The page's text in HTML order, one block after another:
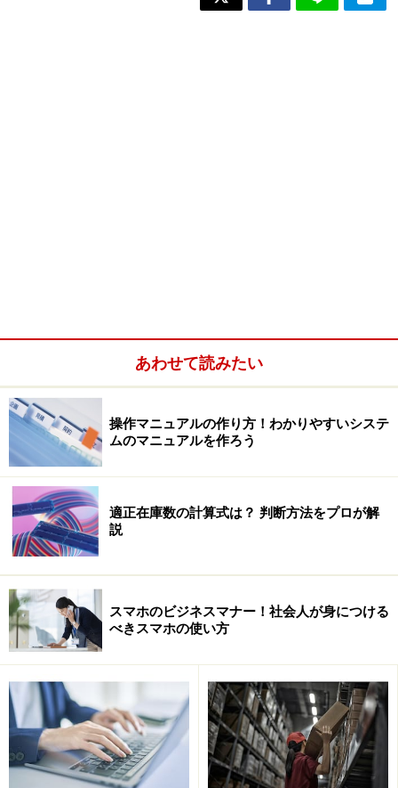
あわせて読みたい
操作マニュアルの作り方！わかりやすいシステ
ムのマニュアルを作ろう
適正在庫数の計算式は？ 判断方法をプロが解
説
スマホのビジネスマナー！社会人が身につける
べきスマホの使い方